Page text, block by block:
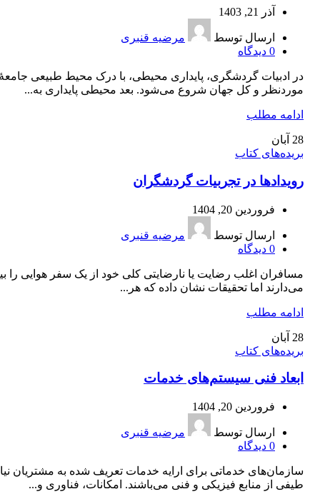
آذر 21, 1403
ارسال توسط
مرضیه قنبری
0 دیدگاه
در ادبیات گردشگری، پایداری محیطی، با درک محیط طبیعی
موردنظر و کل جهان شروع می‌شود. بعد محیطی پایداری به...
ادامه مطلب
28 آبان
بریده‌های کتاب
رویدادها در تجربیات گردشگران
فروردین 20, 1404
ارسال توسط
مرضیه قنبری
0 دیدگاه
مسافران اغلب رضایت یا نارضایتی کلی خود از یک سفر هوایی را
می‌دارند اما تحقیقات نشان داده که هر...
ادامه مطلب
28 آبان
بریده‌های کتاب
ابعاد فنی سیستم‌های خدمات
فروردین 20, 1404
ارسال توسط
مرضیه قنبری
0 دیدگاه
سازمان‌های خدماتی برای ارایه خدمات تعریف شده به مشتریان
طیفی از منابع فیزیکی و فنی می‌باشند. امکانات، فناوری و...